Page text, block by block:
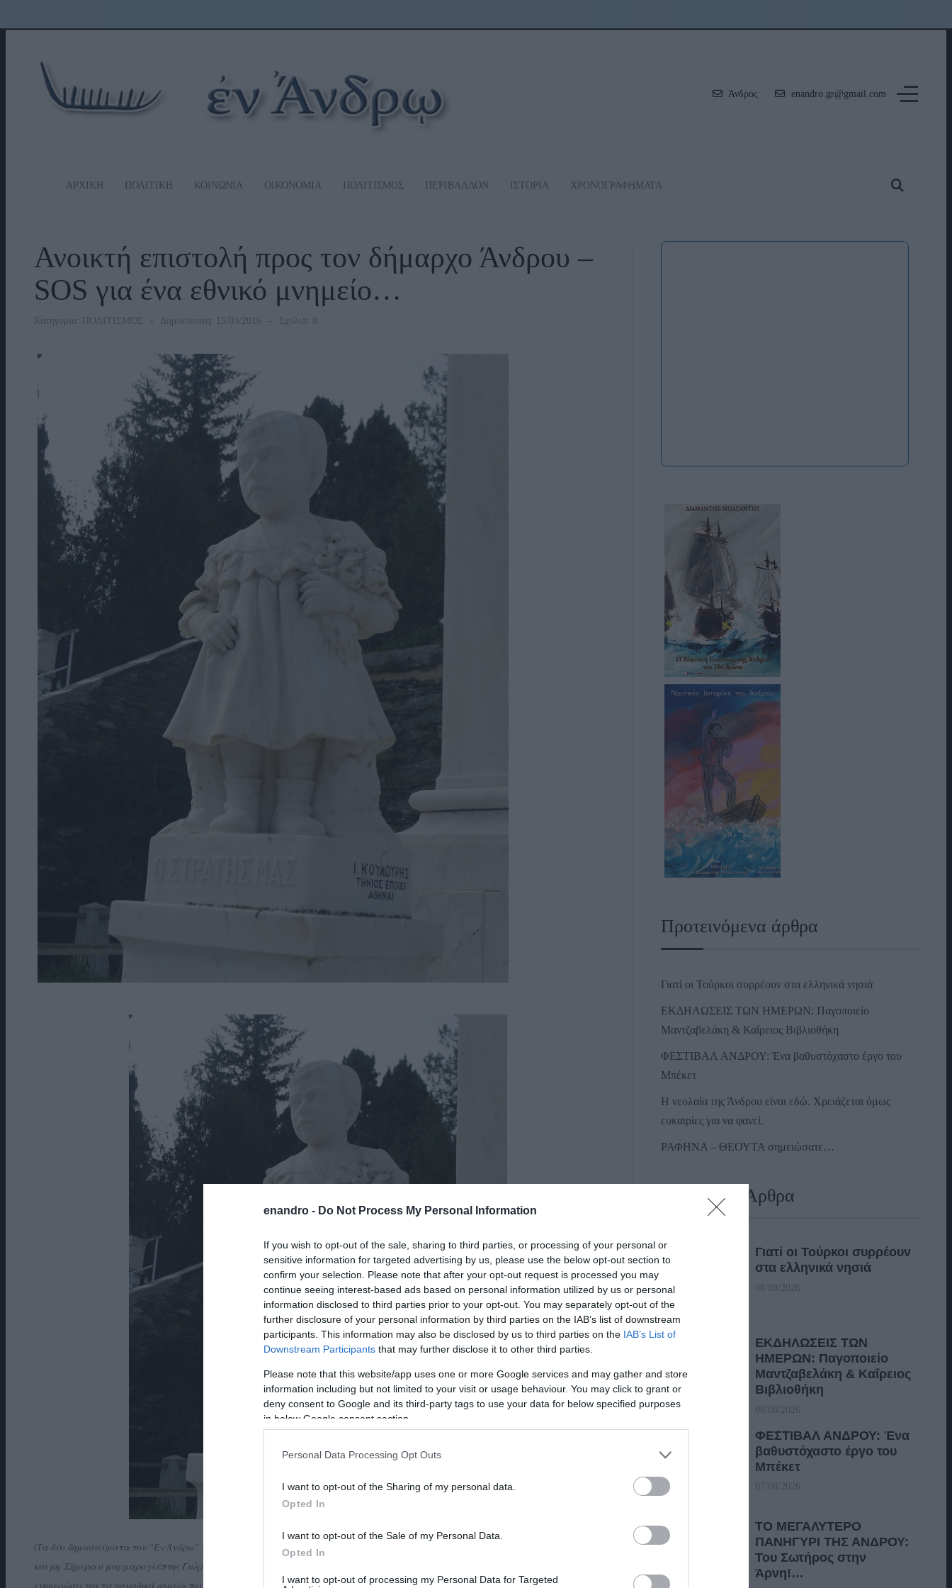
enandro - Do Not Process My Personal Information
If you wish to opt-out of the sale, sharing to third parties, or processing of your personal or
sensitive information for targeted advertising by us, please use the below opt-out section to
confirm your selection. Please note that after your opt-out request is processed you may
continue seeing interest-based ads based on personal information utilized by us or personal
information disclosed to third parties prior to your opt-out. You may separately opt-out of the
further disclosure of your personal information by third parties on the IAB’s list of downstream
participants. This information may also be disclosed by us to third parties on the IAB’s List of
Downstream Participants that may further disclose it to other third parties.
Please note that this website/app uses one or more Google services and may gather and store
information including but not limited to your visit or usage behaviour. You may click to grant or
deny consent to Google and its third-party tags to use your data for below specified purposes
in below Google consent section.
Personal Data Processing Opt Outs
I want to opt-out of the Sharing of my personal data.
Opted In
I want to opt-out of the Sale of my Personal Data.
Opted In
I want to opt-out of processing my Personal Data for Targeted
Άνδρος enandro.gr@gmail.com
ΑΡΧΙΚΗ ΠΟΛΙΤΙΚΗ ΚΟΙΝΩΝΙΑ ΟΙΚΟΝΟΜΙΑ ΠΟΛΙΤΙΣΜΟΣ ΠΕΡΙΒΑΛΛΟΝ ΙΣΤΟΡΙΑ ΧΡΟΝΟΓΡΑΦΗΜΑΤΑ
Ανοικτή επιστολή προς τον δήμαρχο Άνδρου –
SOS για ένα εθνικό μνημείο…
Κατηγορία: ΠΟΛΙΤΙΣΜΟΣ Δημοσίευση: 15/03/2016 Σχόλια: 8
(Τα δύο δημασιεύματα του “Εν Άνδρω” για το μοναδικό κοιμητήριο της Χώρας προεκάλεσαν μια μεγάλη συζήτηση αναμέσα σε ειδικούς
και μη. Σήμερα ο μαρμαρογλύπτης Γιώργος Χλης επανέρχεται με μια ανοικτή επιστολή προς τον δήμαρχο Άνδρου ζητώντας να τον
ενημερώσει για τα μοναδικά μημεία που υπάρχουν και τη σημασία τους για την ιστορία και τον πολιτισμό της Άνδρου. Φιλοξενούμε και
Προτεινόμενα άρθρα
Γιατί οι Τούρκοι συρρέουν στα ελληνικά νησιά
ΕΚΔΗΛΩΣΕΙΣ ΤΩΝ ΗΜΕΡΩΝ: Παγοποιείο
Μαντζαβελάκη & Καΐρειος Βιβλιοθήκη
ΦΕΣΤΙΒΑΛ ΑΝΔΡΟΥ: Ένα βαθυστόχαστο έργο του
Μπέκετ
Η νεολαία της Άνδρου είναι εδώ. Χρειάζεται όμως
ευκαιρίες για να φανεί.
ΡΑΦΗΝΑ – ΘΕΟΥΤΑ σημειώσατε…
Πρόσφατα Άρθρα
Γιατί οι Τούρκοι συρρέουν
στα ελληνικά νησιά
08/08/2026
ΕΚΔΗΛΩΣΕΙΣ ΤΩΝ
ΗΜΕΡΩΝ: Παγοποιείο
Μαντζαβελάκη & Καΐρειος
Βιβλιοθήκη
08/08/2026
ΦΕΣΤΙΒΑΛ ΑΝΔΡΟΥ: Ένα
βαθυστόχαστο έργο του
Μπέκετ
07/08/2026
ΤΟ ΜΕΓΑΛΥΤΕΡΟ
ΠΑΝΗΓΥΡΙ ΤΗΣ ΑΝΔΡΟΥ:
Του Σωτήρος στην
Άρνη!…